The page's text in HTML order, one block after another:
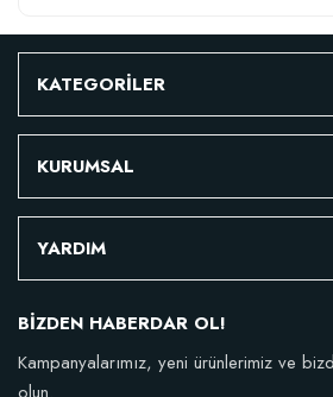
Özel Karışım Fidan Tutma Yüzdesini
KATEGORİLER
KURUMSAL
YARDIM
BİZDEN HABERDAR OL!
Kampanyalarımız, yeni ürünlerimiz ve